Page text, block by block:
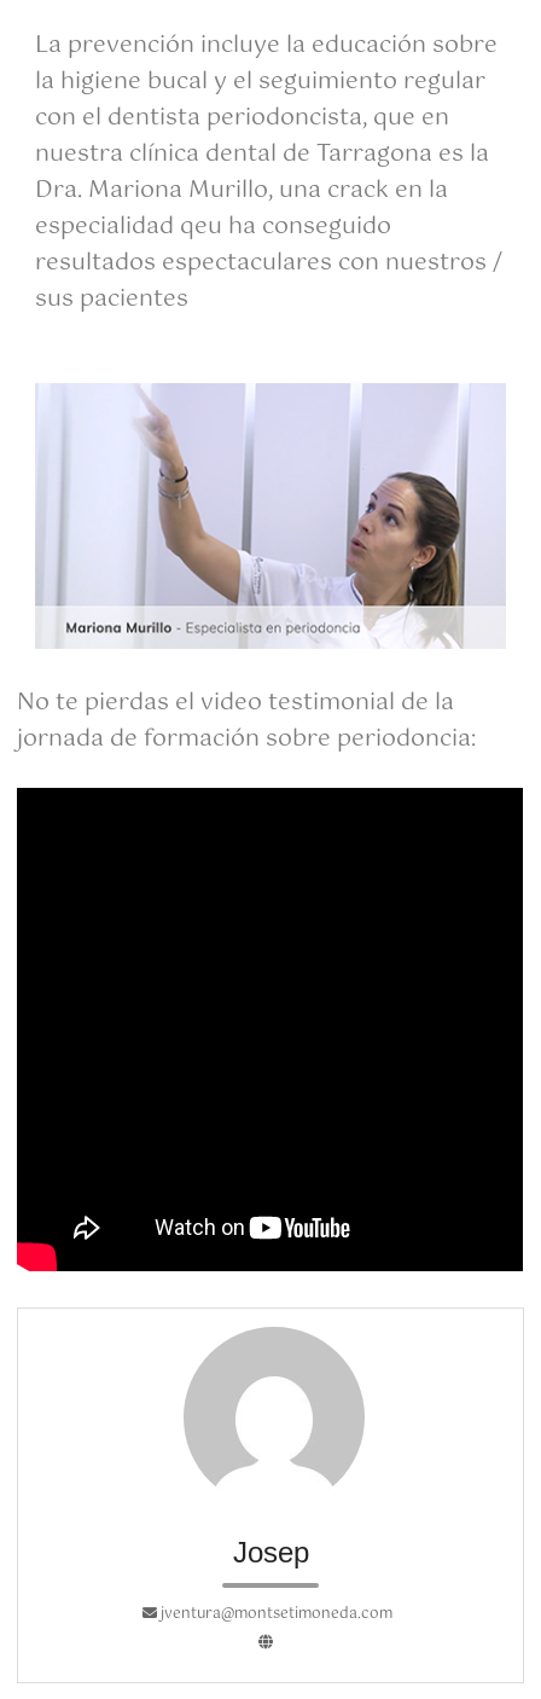
La prevención incluye la educación sobre
la higiene bucal y el seguimiento regular
con el dentista periodoncista, que en
nuestra clínica dental de Tarragona es la
Dra. Mariona Murillo, una crack en la
especialidad qeu ha conseguido
resultados espectaculares con nuestros /
sus pacientes
No te pierdas el video testimonial de la
jornada de formación sobre periodoncia:
Josep
jventura@montsetimoneda.com